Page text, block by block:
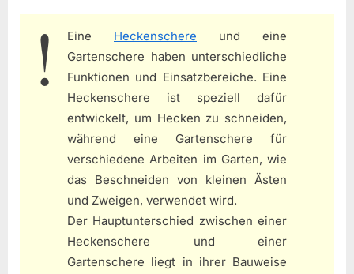
Eine Heckenschere und eine
Gartenschere haben unterschiedliche
Funktionen und Einsatzbereiche. Eine
Heckenschere ist speziell dafür
entwickelt, um Hecken zu schneiden,
während eine Gartenschere für
verschiedene Arbeiten im Garten, wie
das Beschneiden von kleinen Ästen
und Zweigen, verwendet wird.
Der Hauptunterschied zwischen einer
Heckenschere und einer
Gartenschere liegt in ihrer Bauweise